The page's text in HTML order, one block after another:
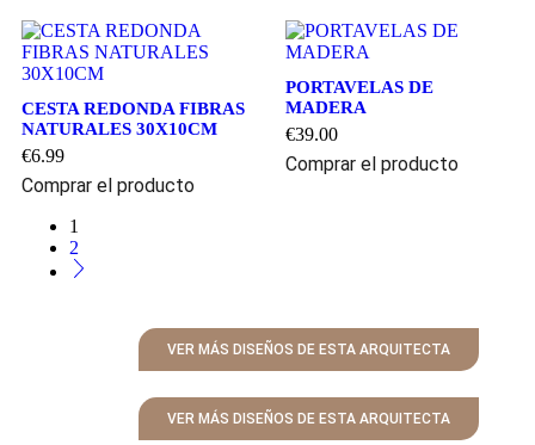
CESTA REDONDA FIBRAS
NATURALES 30X10CM
€6.99
Comprar el producto
PORTAVELAS DE
MADERA
€39.00
Comprar el producto
1
2
VER MÁS DISEÑOS DE ESTA ARQUITECTA
VER MÁS DISEÑOS DE ESTA ARQUITECTA